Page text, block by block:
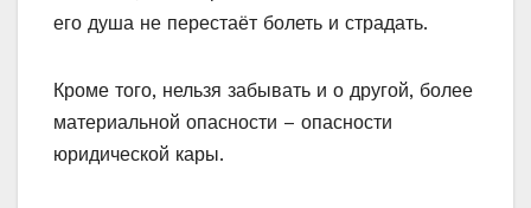
его душа не перестаёт болеть и страдать.
Кроме того, нельзя забывать и о другой, более
материальной опасности – опасности
юридической кары.